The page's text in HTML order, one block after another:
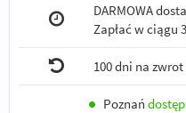
DARMOWA
Zapłać w ciągu
100 dni na
● Poznań